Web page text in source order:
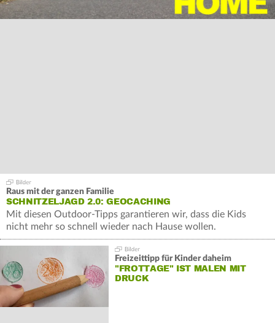
Raus mit der ganzen Familie
SCHNITZELJAGD 2.0: GEOCACHING
Mit diesen Outdoor-Tipps garantieren wir, dass die Kids
nicht mehr so schnell wieder nach Hause wollen.
Freizeittipp für Kinder daheim
"FROTTAGE" IST MALEN MIT
DRUCK